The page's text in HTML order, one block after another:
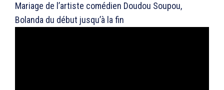
Mariage de l’artiste comédien Doudou Soupou,
Bolanda du début jusqu’à la fin